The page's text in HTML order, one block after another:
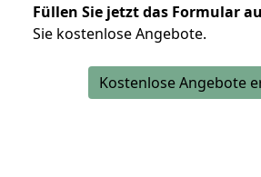
Füllen Sie jetzt das Formular
Sie kostenlose Angebote.
Kostenlose Angebote